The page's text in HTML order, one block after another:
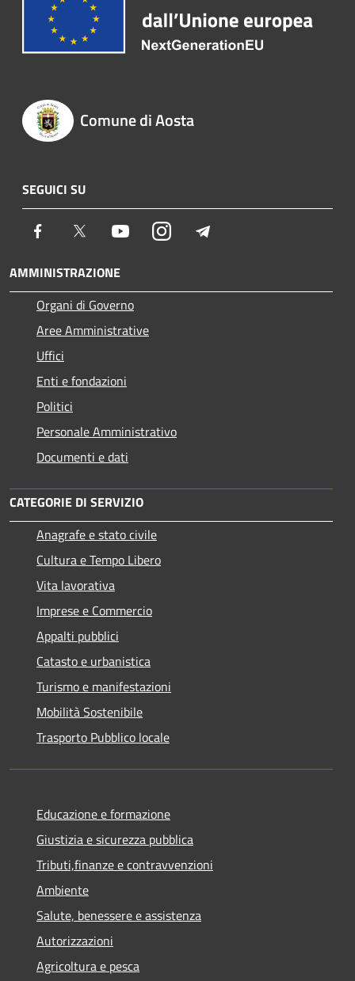
Comune di Aosta
SEGUICI SU
Facebook Twitter YoutubeInstagram
AMMINISTRAZIONE
Organi di Governo
Aree Amministrative
Uffici
Enti e fondazioni
Politici
Personale Amministrativo
Documenti e dati
CATEGORIE DI SERVIZIO
Anagrafe e stato civile
Cultura e Tempo Libero
Vita lavorativa
Imprese e Commercio
Appalti pubblici
Catasto e urbanistica
Turismo e manifestazioni
Mobilità Sostenibile
Trasporto Pubblico locale
Educazione e formazione
Giustizia e sicurezza pubblica
Tributi,finanze e contravvenzioni
Ambiente
Salute, benessere e assistenza
Autorizzazioni
Agricoltura e pesca